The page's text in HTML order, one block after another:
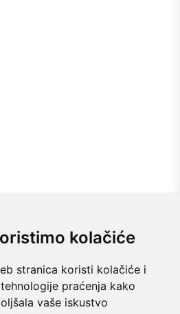
kolačiće
stranica koristi kolačiće i
praćenja kako
vaše iskustvo